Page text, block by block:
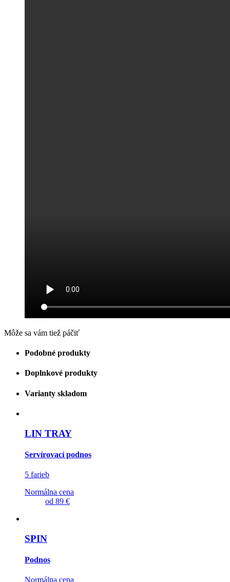
Môže sa vám tiež páčiť
Podobné produkty
Doplnkové produkty
Varianty skladom
LIN TRAY
Servírovací podnos
5 farieb
Normálna cena
od 89 €
SPIN
Podnos
Normálna cena